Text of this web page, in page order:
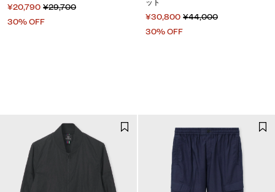
¥20,790 ¥29,700
30% OFF
ット
¥30,800 ¥44,000
30% OFF